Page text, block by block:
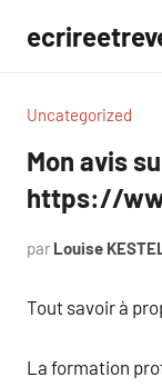
contenu
Uncategorized
Mon avis
https://
par Louise
Tout savoir à
La formation